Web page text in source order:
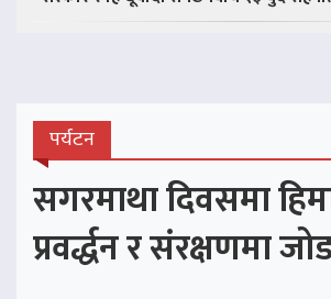
पर्यटन
सगरमाथा दिवसमा
प्रवर्द्धन र संरक्षणमा